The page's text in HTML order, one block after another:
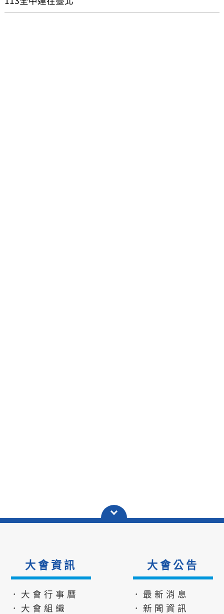
日
大會資訊
．大會行事曆
．大會組織
大會公告
．最新消息
．新聞資訊